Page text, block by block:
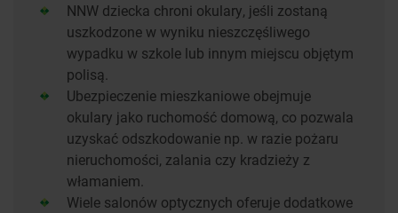
NNW dziecka chroni okulary, jeśli zostaną
uszkodzone w wyniku nieszczęśliwego
wypadku w szkole lub innym miejscu objętym
polisą.
Ubezpieczenie mieszkaniowe obejmuje
okulary jako ruchomość domową, co pozwala
uzyskać odszkodowanie np. w razie pożaru
nieruchomości, zalania czy kradzieży z
włamaniem.
Wiele salonów optycznych oferuje dodatkowe